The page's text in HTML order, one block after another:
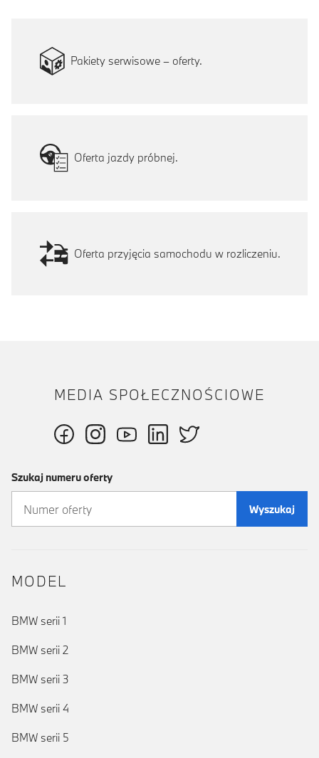
Pakiety serwisowe – oferty.
Oferta jazdy próbnej.
Oferta przyjęcia samochodu w rozliczeniu.
MEDIA SPOŁECZNOŚCIOWE
Szukaj numeru oferty
Wyszukaj
MODEL
BMW serii 1
BMW serii 2
BMW serii 3
BMW serii 4
BMW serii 5